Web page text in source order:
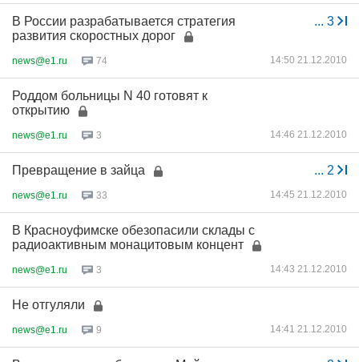
... 3
В России разрабатывается стратегия
развития скоростных дорог
news@e1.ru 74 14:50 21.12.2010
Роддом больницы N 40 готовят к
открытию
news@e1.ru 3 14:46 21.12.2010
... 2
Превращение в зайца
news@e1.ru 33 14:45 21.12.2010
В Красноуфимске обезопасили склады с
радиоактивным монацитовым концент
news@e1.ru 3 14:43 21.12.2010
Не отгуляли
news@e1.ru 9 14:41 21.12.2010